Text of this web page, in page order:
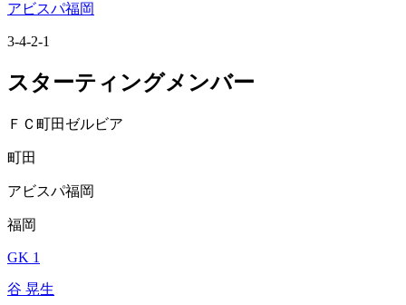
アビスパ福岡
3-4-2-1
スターティングメンバー
ＦＣ町田ゼルビア
町田
アビスパ福岡
福岡
GK 1
谷 晃生